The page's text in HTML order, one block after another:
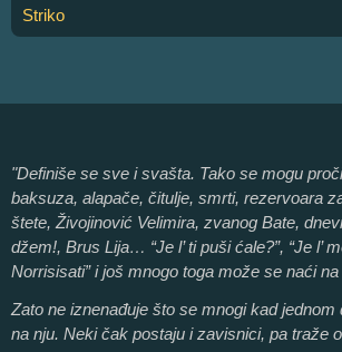
Striko
"Definiše se sve i svašta. Tako se mogu
baksuza, alapače, čitulje, smrti, rezervoara
štete, Živojinović Velimira, zvanog Bate,
džem!, Brus Lija… “Je l’ ti puši ćale?”, “Je l’
Norrisisati” i još mnogo toga može se naći
Zato ne iznenađuje što se mnogi kad
na nju. Neki čak postaju i zavisnici, pa traže